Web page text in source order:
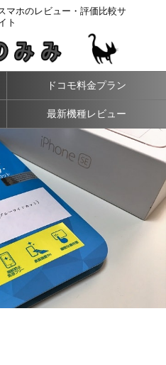
マホのレビュー・評価比較サ
ト
ドコモ料金プラン
最新機種レビュー